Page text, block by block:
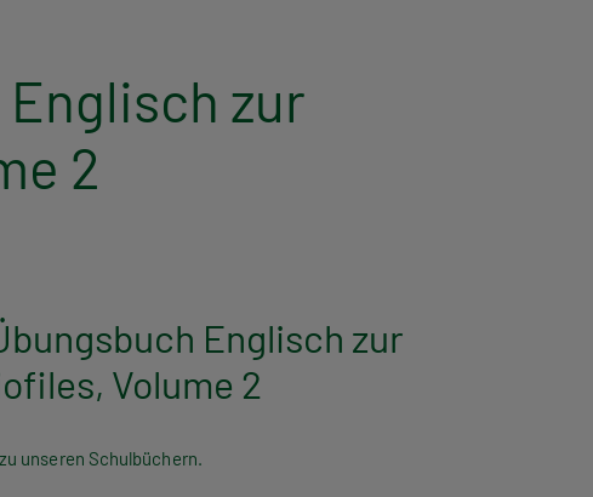
zur
2
Englisch zur
Volume 2
unseren Schulbüchern.